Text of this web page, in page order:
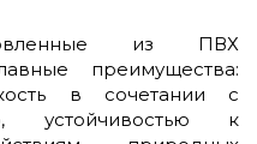
из ПВХ
преимущества:
в сочетании с
устойчивостью к